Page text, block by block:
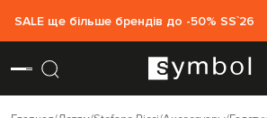
SALE ще більше брендів до -50% SS`26